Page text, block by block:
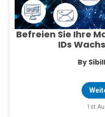
Befreien Sie Ihre
IDs
By
1st